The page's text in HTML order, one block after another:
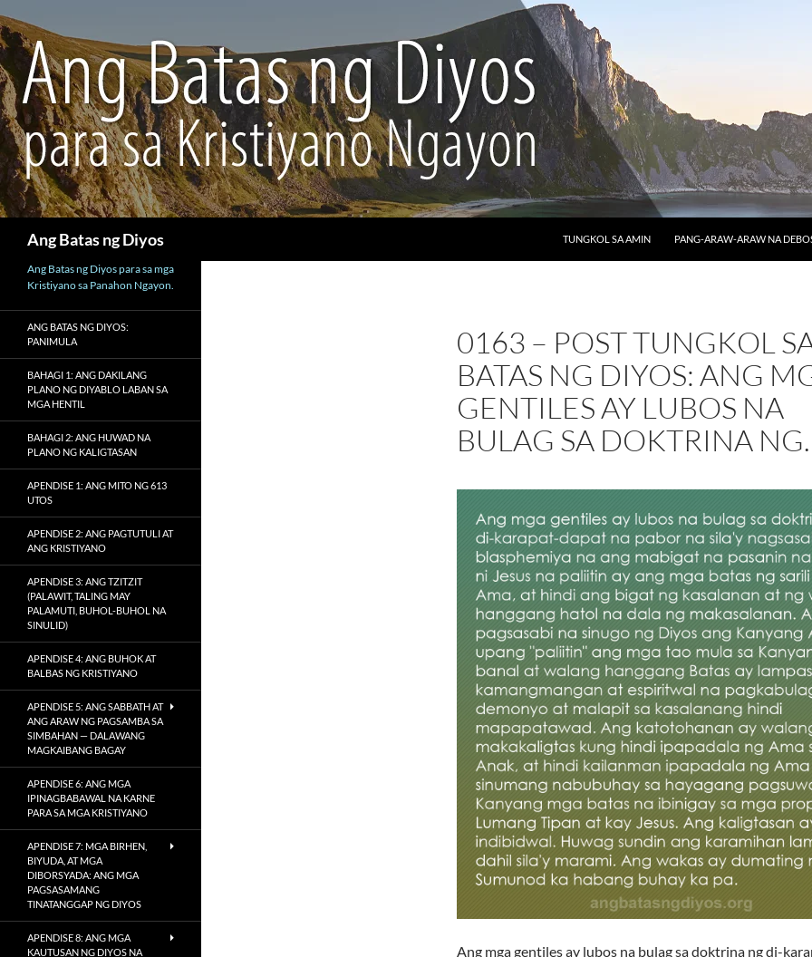
Ang Batas ng Diyos
TUNGKOL SA AMIN
PANG-ARAW-ARAW NA
0163 – POST TUNGKOL
BATAS NG DIYOS: ANG
GENTILES AY LUBOS NA
BULAG SA DOKTRINA
Ang mga gentiles ay lubos na bulag sa doktrina ng di-
Ang Batas ng Diyos para sa mga
Kristiyano sa Panahon Ngayon.
ANG BATAS NG DIYOS:
PANIMULA
BAHAGI 1: ANG DAKILANG
PLANO NG DIYABLO LABAN SA
MGA HENTIL
BAHAGI 2: ANG HUWAD NA
PLANO NG KALIGTASAN
APENDISE 1: ANG MITO NG 613
UTOS
APENDISE 2: ANG PAGTUTULI AT
ANG KRISTIYANO
APENDISE 3: ANG TZITZIT
(PALAWIT, TALING MAY
PALAMUTI, BUHOL-BUHOL NA
SINULID)
APENDISE 4: ANG BUHOK AT
BALBAS NG KRISTIYANO
APENDISE 5: ANG SABBATH AT
ANG ARAW NG PAGSAMBA SA
SIMBAHAN — DALAWANG
MAGKAIBANG BAGAY
APENDISE 6: ANG MGA
IPINAGBABAWAL NA KARNE
PARA SA MGA KRISTIYANO
APENDISE 7: MGA BIRHEN,
BIYUDA, AT MGA
DIBORSYADA: ANG MGA
PAGSASAMANG
TINATANGGAP NG DIYOS
APENDISE 8: ANG MGA
KAUTUSAN NG DIYOS NA